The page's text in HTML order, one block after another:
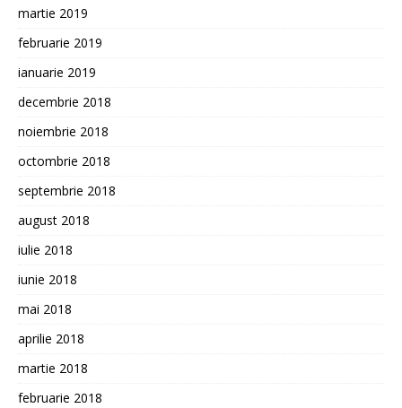
martie 2019
februarie 2019
ianuarie 2019
decembrie 2018
noiembrie 2018
octombrie 2018
septembrie 2018
august 2018
iulie 2018
iunie 2018
mai 2018
aprilie 2018
martie 2018
februarie 2018